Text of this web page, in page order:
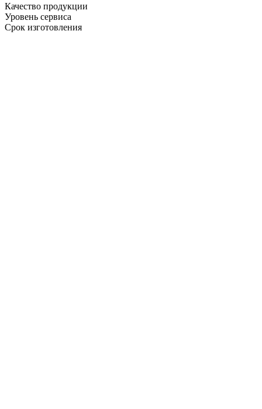
Качество продукции
Уровень сервиса
Срок изготовления